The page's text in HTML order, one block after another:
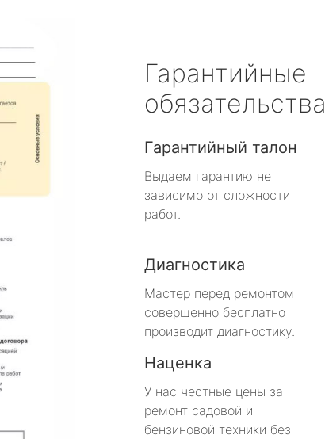
Гарантийные
обязательства
Гарантийный талон
Выдаем гарантию не
зависимо от сложности
работ.
Диагностика
Мастер перед ремонтом
совершенно бесплатно
производит диагностику.
Наценка
У нас честные цены за
ремонт садовой и
бензиновой техники без